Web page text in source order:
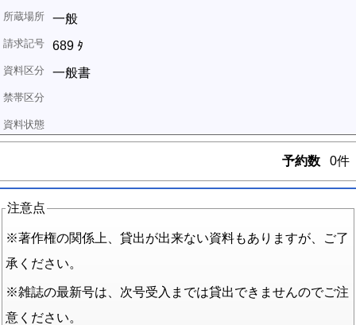
一般
689 ﾀ
一般書
予約数 0件
注意点
※著作権の関係上、貸出が出来ない資料もありますが、ご了
承ください。
※雑誌の最新号は、次号受入までは貸出できませんのでご注
意ください。